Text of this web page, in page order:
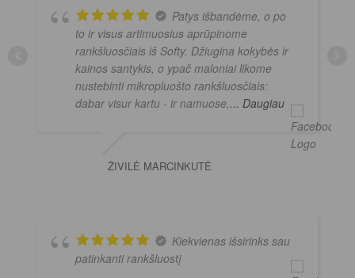
Patys išbandėme, o po
to ir visus artimuosius aprūpinome
rankšluosčiais iš Softy. Džiugina kokybės ir
kainos santykis, o ypač maloniai likome
nustebinti mikropluošto rankšluosčiais:
dabar visur kartu - ir namuose,... Daugiau
ŽIVILĖ MARCINKUTĖ
Kiekvienas išsirinks sau
patinkanti rankšluostį